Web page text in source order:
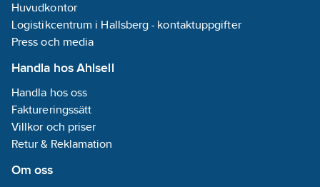
Huvudkontor
Logistikcentrum i Hallsberg - kontaktuppgifter
Press och media
Handla hos Ahlsell
Handla hos oss
Faktureringssätt
Villkor och priser
Retur & Reklamation
Om oss